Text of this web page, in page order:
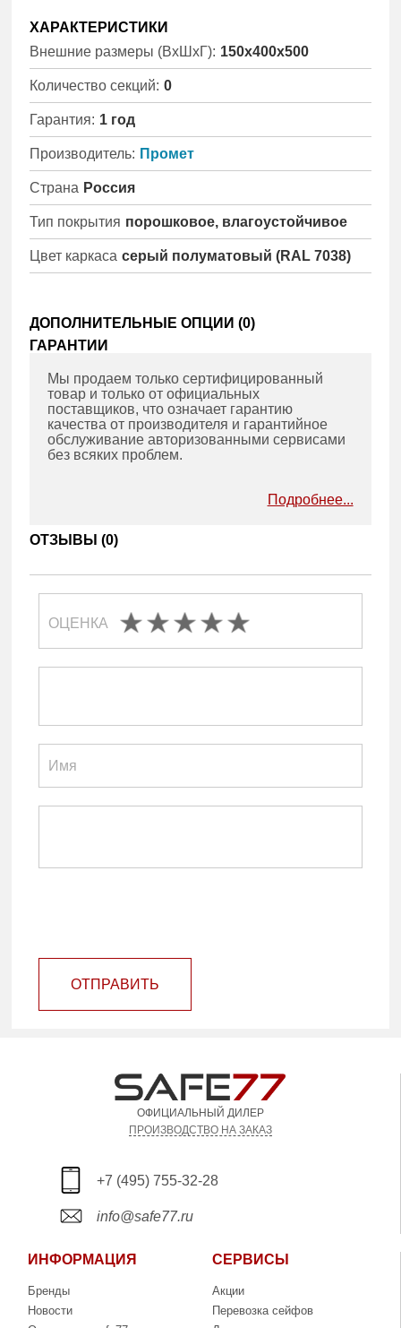
ХАРАКТЕРИСТИКИ
Внешние размеры (ВхШхГ): 150x400x500
Количество секций: 0
Гарантия: 1 год
Производитель: Промет
Страна Россия
Тип покрытия порошковое, влагоустойчивое
Цвет каркаса серый полуматовый (RAL 7038)
ДОПОЛНИТЕЛЬНЫЕ ОПЦИИ (0)
ГАРАНТИИ
Мы продаем только сертифицированный
товар и только от официальных
поставщиков, что означает гарантию
качества от производителя и гарантийное
обслуживание авторизованными сервисами
без всяких проблем.
Подробнее...
ОТЗЫВЫ (0)
ОЦЕНКА
ОТПРАВИТЬ
ОФИЦИАЛЬНЫЙ ДИЛЕР
ПРОИЗВОДСТВО НА ЗАКАЗ
+7 (495) 755-32-28
info@safe77.ru
ИНФОРМАЦИЯ
Бренды
Новости
СЕРВИСЫ
Акции
Перевозка сейфов